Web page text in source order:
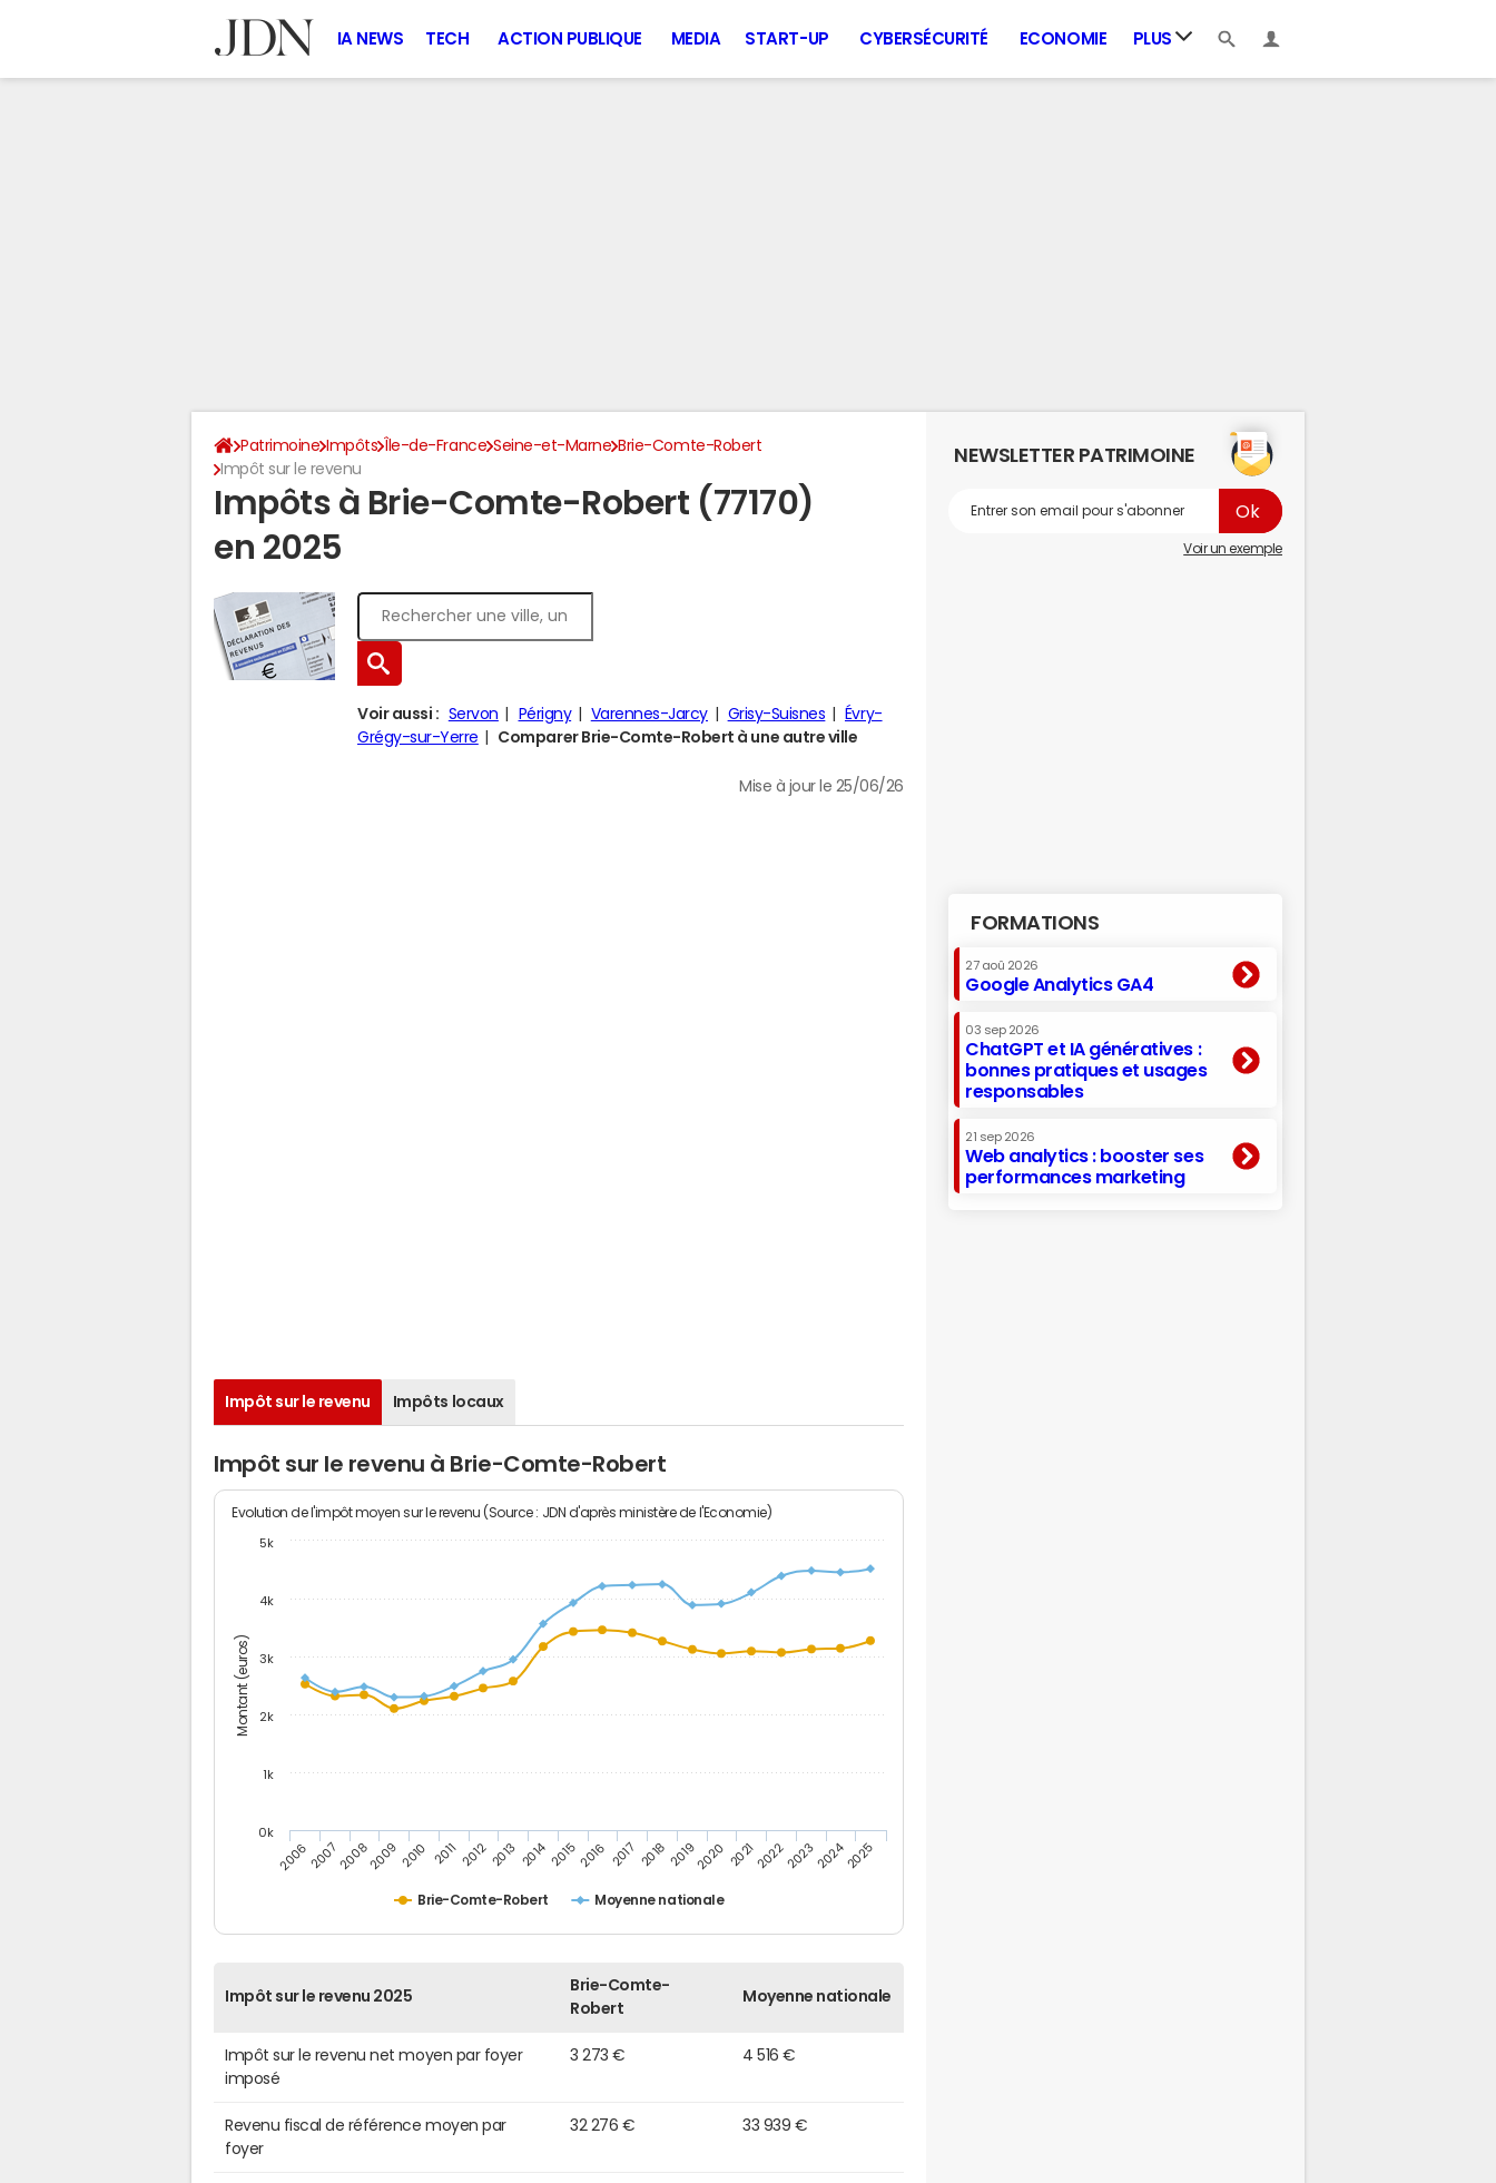
IA NEWS TECH ACTION PUBLIQUE MEDIA START-UP CYBERSÉCURITÉ ECONOMIE PLUS
Patrimoine Impôts Île-de-France Seine-et-Marne Brie-Comte-Robert
Impôt sur le revenu
Impôts à Brie-Comte-Robert (77170)
en 2025
Voir aussi : Servon Périgny Varennes-Jarcy Grisy-Suisnes
Évry-
Grégy-sur-Yerre
Comparer Brie-Comte-Robert à une autre ville
Mise à jour le 25/06/26
Impôt sur le revenu Impôts locaux
Impôt sur le revenu à Brie-Comte-Robert
Montant (euros)
Evolution de l'impôt moyen sur le revenu (Source : JDN d'après ministère de l'Economie)
Brie-Comte-Robert Moyenne nationale
20062007200820092010 2011 20122013 201420152016 2017 201820192020 20212022202320242025
0k
1k
2k
3k
4k
5k
Impôt sur le revenu 2025
Brie-Comte-
Robert
Moyenne nationale
Impôt sur le revenu net moyen par foyer
imposé
3 273 € 4 516 €
Revenu fiscal de référence moyen par
foyer
32 276 € 33 939 €
NEWSLETTER PATRIMOINE
Voir un exemple
FORMATIONS
27 aoû 2026
Google Analytics GA4
03 sep 2026
ChatGPT et IA génératives :
bonnes pratiques et usages
responsables
21 sep 2026
Web analytics : booster ses
performances marketing